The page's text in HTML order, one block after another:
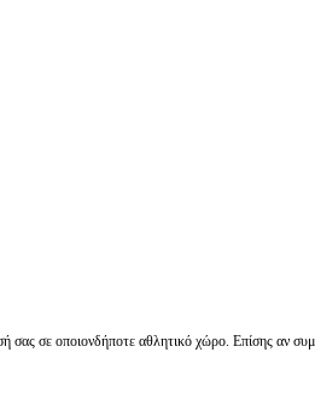
σας σε οποιονδήποτε αθλητικό χώρο. Επίσης αν